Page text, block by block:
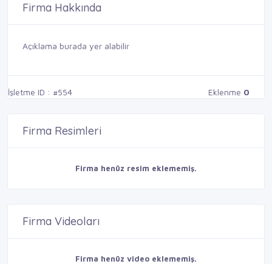
Firma Hakkında
Açıklama burada yer alabilir
İşletme ID : #554 Eklenme 0
Firma Resimleri
Firma henüz resim eklememiş.
Firma Videoları
Firma henüz video eklememiş.